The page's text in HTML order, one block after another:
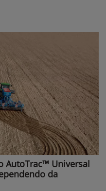
AutoTrac™ Universal
da